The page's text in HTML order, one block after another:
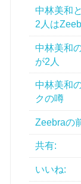
中林美和
2人は
中林美和
が2人
中林美和
クの噂
Zeebraの
共有:
いいね: